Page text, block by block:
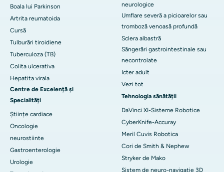
Boala lui Parkinson
Artrita reumatoida
Cursă
Tulburări tiroidiene
Tuberculoza (TB)
Colita ulcerativa
Hepatita virala
Centre de Excelență și
Specialități
Științe cardiace
Oncologie
neurostiinte
Gastroenterologie
Urologie
neurologice
Umflare severă a picioarelor sau
tromboză venoasă profundă
Sclera albastră
Sângerări gastrointestinale sau
necontrolate
Icter adult
Vezi tot
Tehnologia sănătății
DaVinci XI-Sisteme Robotice
CyberKnife-Accuray
Meril Cuvis Robotica
Cori de Smith & Nephew
Stryker de Mako
Sistem de neuro-navigație 3D